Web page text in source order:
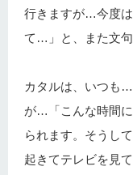
行きますが…今度
て…」と、また文句
カタルは、いつも
が…「こんな時間
られます。そうし
起きてテレビを見